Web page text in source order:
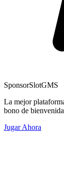
SponsorSlotGMS
La mejor
bono de
Jugar Ahora